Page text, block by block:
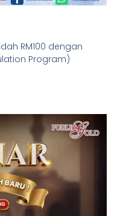
RM100 dengan
Program)